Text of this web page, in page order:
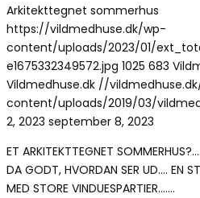
Arkitekttegnet sommerhus
https://vildmedhuse.dk/wp-
content/uploads/2023/01/
e1675332349572.jpg 1025 683
Vildmedhuse.dk //
content/uploads/2019/03/
2, 2023 september 8, 2023
ET ARKITEKTTEGNET
DA GODT, HVORDAN SER UD…. EN
MED STORE VINDUESPARTIER….…